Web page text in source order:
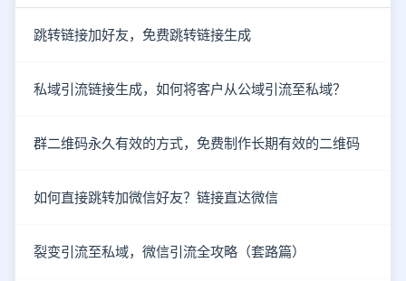
跳转链接加好友，免费跳转链接生成
私域引流链接生成，如何将客户从公域引流至私域？
群二维码永久有效的方式，免费制作长期有效的二维码
如何直接跳转加微信好友？链接直达微信
裂变引流至私域，微信引流全攻略（套路篇）